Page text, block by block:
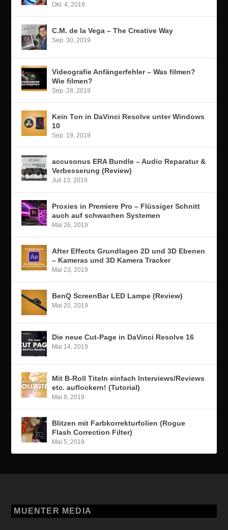
Okt. 4, 2019
C.M. de la Vega – The Creative Way
Sep. 30, 2019
Videografie Anfängerfehler – Was filmen?
Wie filmen?
Sep. 28, 2019
Kein Ton in DaVinci Resolve unter Windows
10
Sep. 19, 2019
accusonus ERA Bundle – Audio Reparatur &
Verbesserung (Review)
Juli 13, 2019
Proxies in Premiere Pro – Flüssiger Schnitt
auch auf schwachen Systemen
Mai 26, 2019
After Effects Grundlagen 2D und 3D Ebenen
– Kameras und 3D Kamera Tracker
Mai 23, 2019
BenQ ScreenBar LED Lampe (Review)
Mai 20, 2019
Die neue Cut-Page in DaVinci Resolve 16
Mai 14, 2019
Mit B-Roll Titeln einfach Interviews/Reviews
etc. auflockern! (Tutorial)
Mai 8, 2019
Blitzen mit Farbkorrekturfolien (Rogue
Flash Correction Filter)
Mai 5, 2019
MUENTER MEDIA